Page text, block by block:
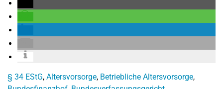
§ 34 EStG, Altersvorsorge, Betriebliche Altersvorsorge,